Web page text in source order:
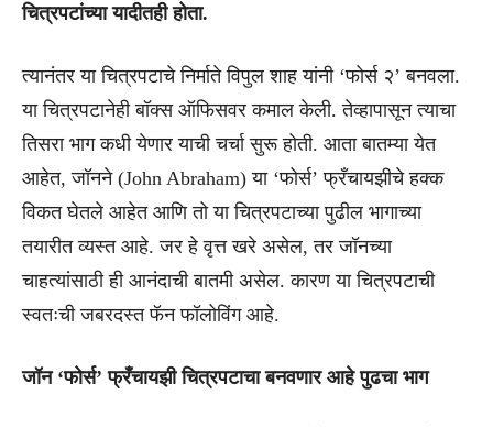
चित्रपटांच्या यादीतही होता.
त्यानंतर या चित्रपटाचे निर्माते विपुल शाह यांनी ‘फोर्स २’ बनवला.
या चित्रपटानेही बॉक्स ऑफिसवर कमाल केली. तेव्हापासून त्याचा
तिसरा भाग कधी येणार याची चर्चा सुरू होती. आता बातम्या येत
आहेत, जॉनने (John Abraham) या ‘फोर्स’ फ्रँचायझीचे हक्क
विकत घेतले आहेत आणि तो या चित्रपटाच्या पुढील भागाच्या
तयारीत व्यस्त आहे. जर हे वृत्त खरे असेल, तर जॉनच्या
चाहत्यांसाठी ही आनंदाची बातमी असेल. कारण या चित्रपटाची
स्वतःची जबरदस्त फॅन फॉलोविंग आहे.
जॉन ‘फोर्स’ फ्रँचायझी चित्रपटाचा बनवणार आहे पुढचा भाग